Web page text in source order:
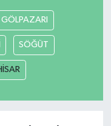
GÖLPAZARI
SÖĞÜT